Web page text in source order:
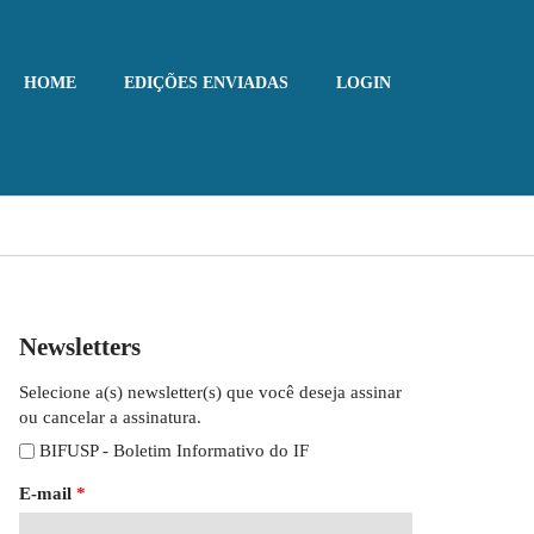
HOME EDIÇÕES ENVIADAS LOGIN
Newsletters
Selecione a(s) newsletter(s) que você deseja assinar
ou cancelar a assinatura.
BIFUSP - Boletim Informativo do IF
E-mail *